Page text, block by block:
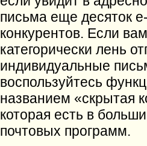
письма еще десяток
конкурентов. Если вам
категорически лень
индивидуальные
воспользуйтесь
названием «скрытая
которая есть в
почтовых программ.